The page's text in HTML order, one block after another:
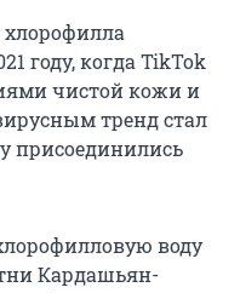
году, когда TikTok
чистой кожи и
тренд стал
присоединились
воду
Кардашьян-